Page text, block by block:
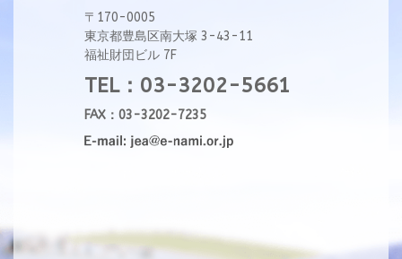
〒170-0005
東京都豊島区南大塚 3-43-11
福祉財団ビル 7F
TEL：03-3202-5661
FAX：03-3202-7235